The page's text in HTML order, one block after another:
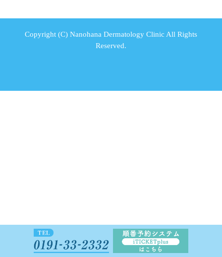
Copyright (C) Nanohana Dermatology Clinic All Rights
Reserved.